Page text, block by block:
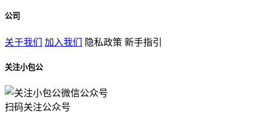
公司
关于我们 加入我们 隐私政策 新手指引
关注小包公
扫码关注公众号